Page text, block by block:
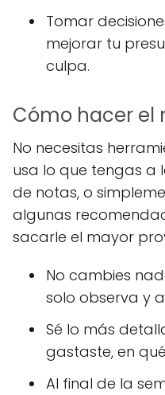
Tomar
mejorar tu
culpa.
Cómo hacer el
No necesitas
usa lo que tengas a
de notas, o
algunas
sacarle el mayor
No cambies
solo observa y
Sé lo más
gastaste, en
Al final de la